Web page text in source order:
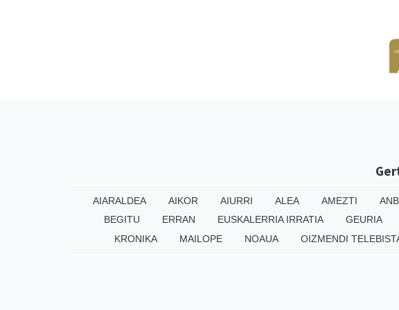
AIARALDEA AIKOR AIURRI ALEA AMEZTI
BEGITU
ERRAN EUSKALERRIA IRRATIA GEURIA
KRONIKA
MAILOPE NOAUA OIZMENDI